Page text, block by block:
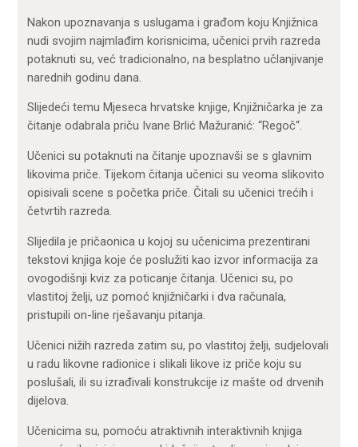
Nakon upoznavanja s uslugama i građom koju Knjižnica
nudi svojim najmlađim korisnicima, učenici prvih razreda
potaknuti su, već tradicionalno, na besplatno učlanjivanje
narednih godinu dana.
Slijedeći temu Mjeseca hrvatske knjige, Knjižničarka je za
čitanje odabrala priču Ivane Brlić Mažuranić: “Regoč“.
Učenici su potaknuti na čitanje upoznavši se s glavnim
likovima priče. Tijekom čitanja učenici su veoma slikovito
opisivali scene s početka priče. Čitali su učenici trećih i
četvrtih razreda.
Slijedila je pričaonica u kojoj su učenicima prezentirani
tekstovi knjiga koje će poslužiti kao izvor informacija za
ovogodišnji kviz za poticanje čitanja. Učenici su, po
vlastitoj želji, uz pomoć knjižničarki i dva računala,
pristupili on-line rješavanju pitanja.
Učenici nižih razreda zatim su, po vlastitoj želji, sudjelovali
u radu likovne radionice i slikali likove iz priče koju su
poslušali, ili su izrađivali konstrukcije iz mašte od drvenih
dijelova.
Učenicima su, pomoću atraktivnih interaktivnih knjiga